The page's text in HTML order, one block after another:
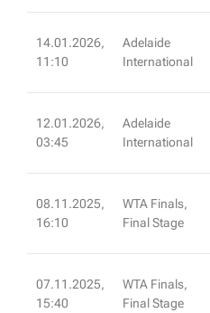
14.01.2026,
11:10
Adelaide
International
12.01.2026,
03:45
Adelaide
International
08.11.2025,
16:10
WTA Finals,
Final Stage
07.11.2025,
15:40
WTA Finals,
Final Stage